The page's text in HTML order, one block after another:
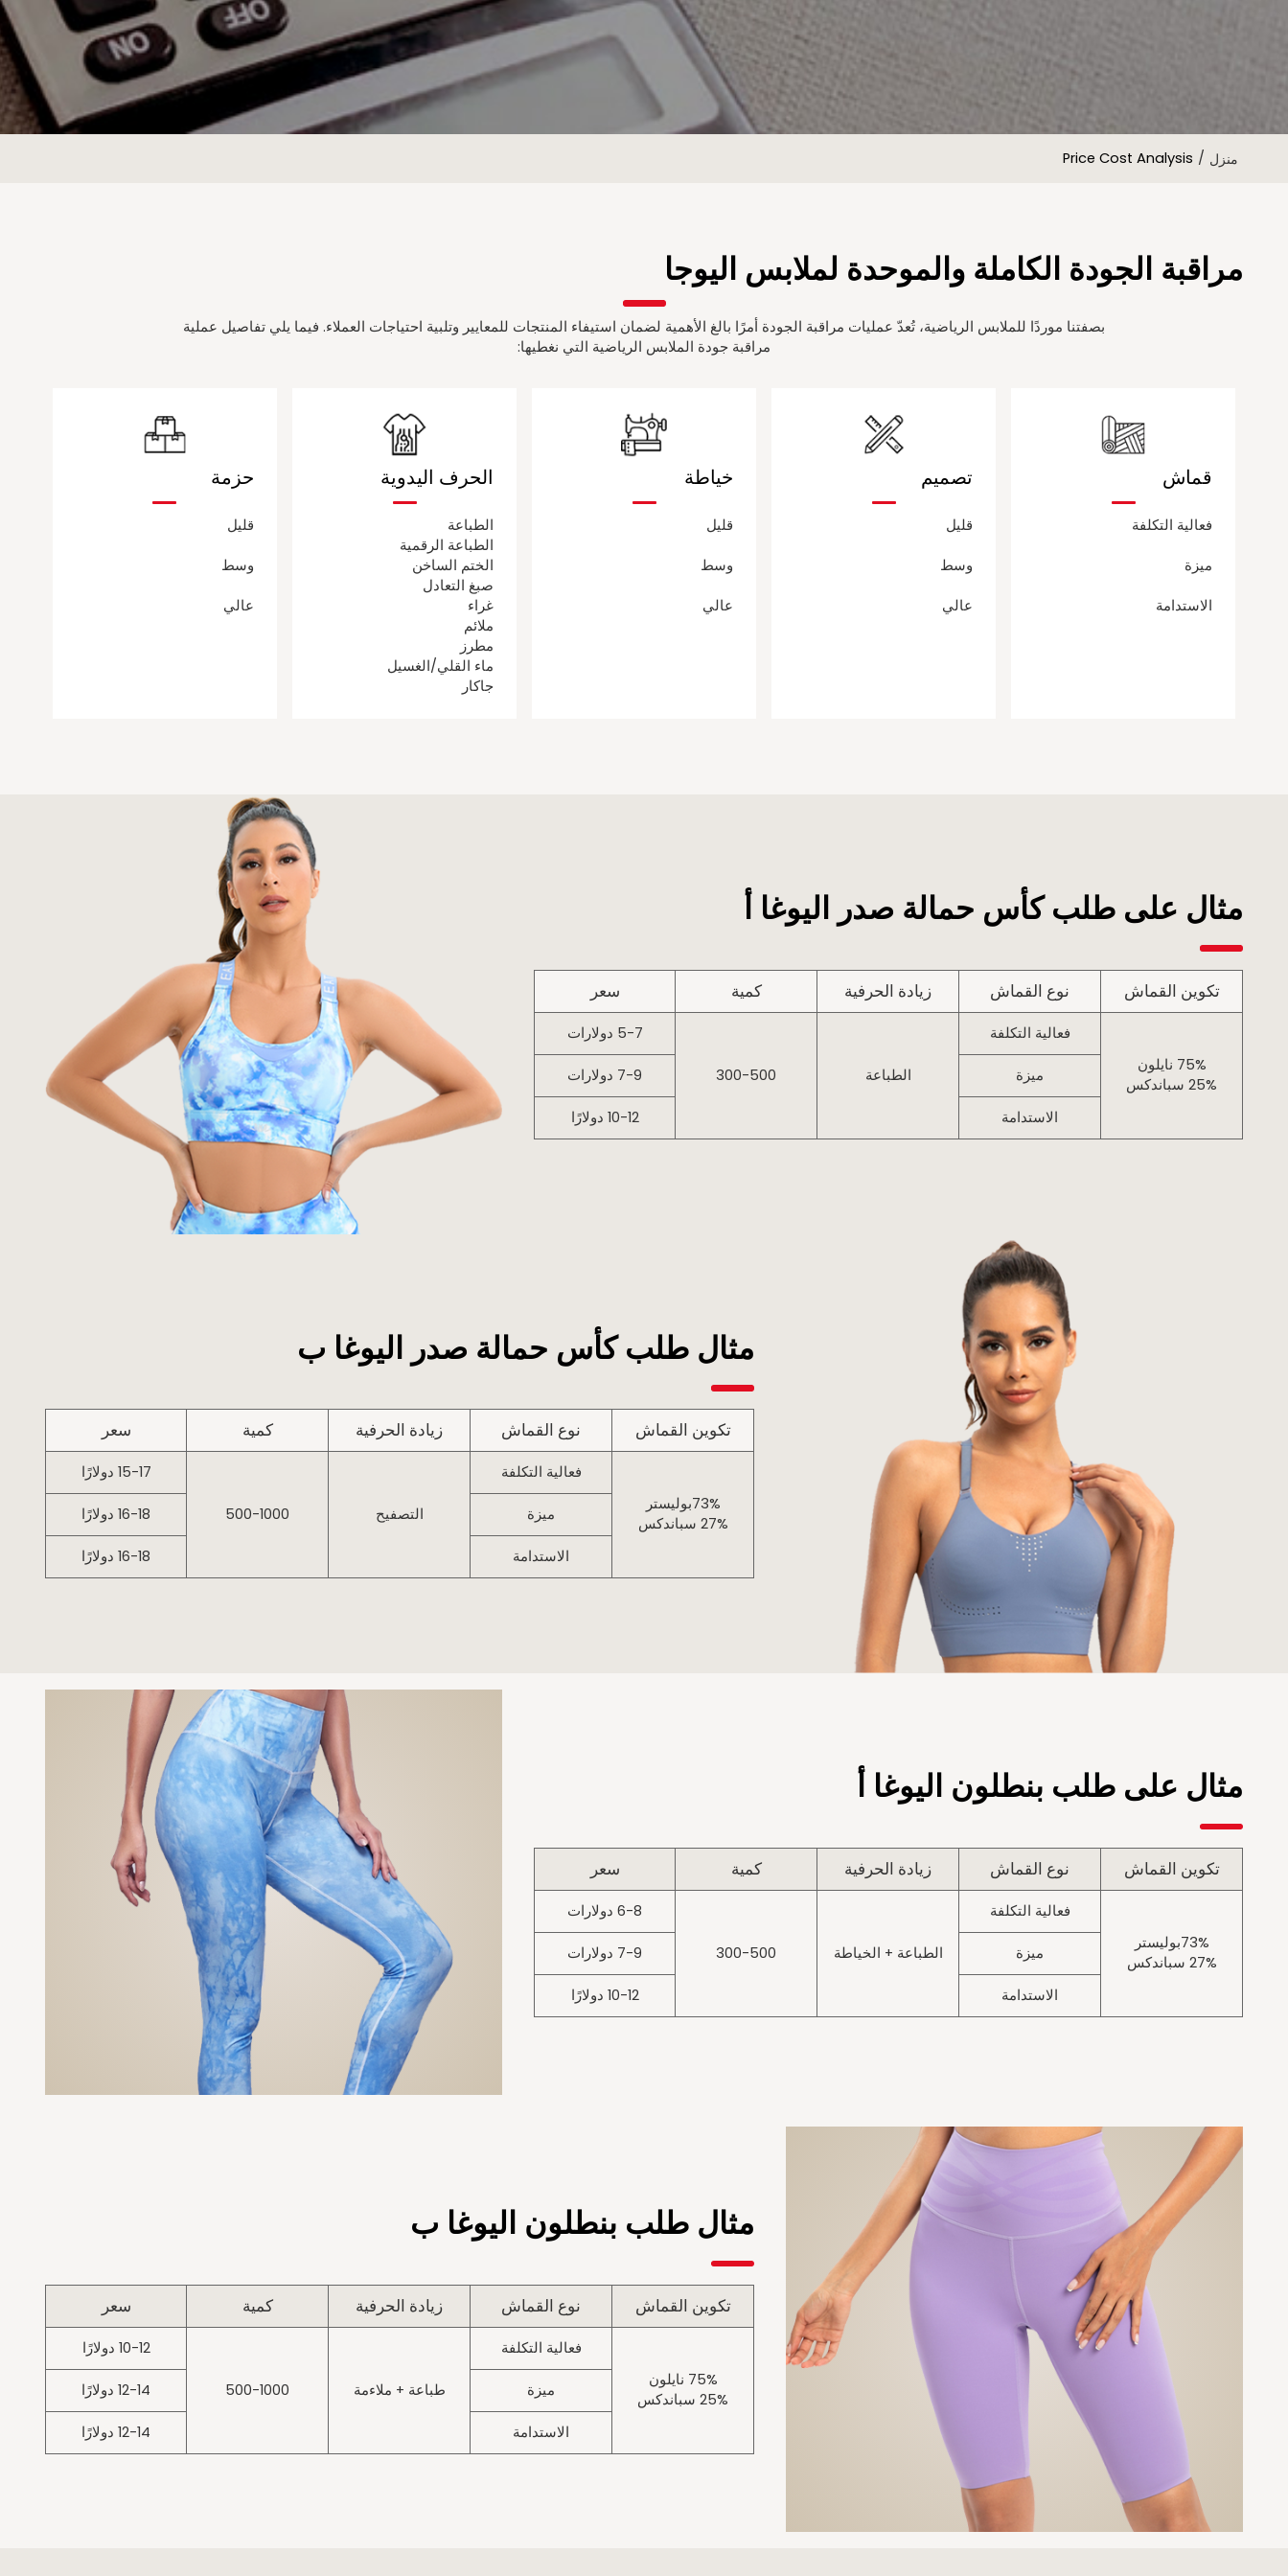
منزل /
Price Cost Analysis
مراقبة الجودة الكاملة والموحدة لملابس اليوجا
بصفتنا موردًا للملابس الرياضية، تُعدّ عمليات مراقبة الجودة أمرًا بالغ الأهمية لضمان استيفاء المنتجات للمعايير وتلبية احتياجات العملاء. فيما يلي تفاصيل عملية
مراقبة جودة الملابس الرياضية التي نغطيها:
قماش
فعالية التكلفة
ميزة
الاستدامة
تصميم
قليل
وسط
عالي
خياطة
قليل
وسط
عالي
الحرف اليدوية
الطباعة
الطباعة الرقمية
الختم الساخن
صبغ التعادل
غراء
ملائم
مطرز
ماء القلي/الغسيل
جاكار
حزمة
قليل
وسط
عالي
مثال على طلب كأس حمالة صدر اليوغا أ
تكوين القماش نوع القماش زيادة الحرفية كمية سعر
75% نايلون
25% سباندكس
فعالية التكلفة
الطباعة 300-500
5-7 دولارات
ميزة 7-9 دولارات
الاستدامة 10-12 دولارًا
مثال طلب كأس حمالة صدر اليوغا ب
تكوين القماش نوع القماش زيادة الحرفية كمية سعر
73%بوليستر
27% سباندكس
فعالية التكلفة
التصفيح 500-1000
15-17 دولارًا
ميزة 16-18 دولارًا
الاستدامة 16-18 دولارًا
مثال على طلب بنطلون اليوغا أ
تكوين القماش نوع القماش زيادة الحرفية كمية سعر
73%بوليستر
27% سباندكس
فعالية التكلفة
الطباعة + الخياطة 300-500
6-8 دولارات
ميزة 7-9 دولارات
الاستدامة 10-12 دولارًا
مثال طلب بنطلون اليوغا ب
تكوين القماش نوع القماش زيادة الحرفية كمية سعر
75% نايلون
25% سباندكس
فعالية التكلفة
طباعة + ملاءمة 500-1000
10-12 دولارًا
ميزة 12-14 دولارًا
الاستدامة 12-14 دولارًا